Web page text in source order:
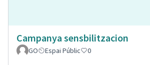
Campanya sensbilitzacion
GO
Espai Públic 0